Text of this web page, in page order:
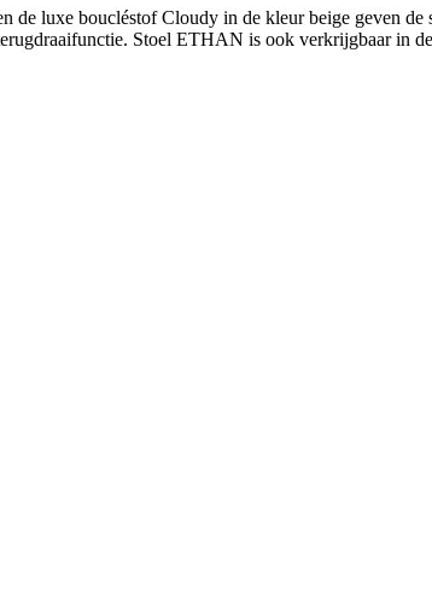
luxe boucléstof Cloudy in de kleur beige geven
Stoel ETHAN is ook verkrijgbaar in